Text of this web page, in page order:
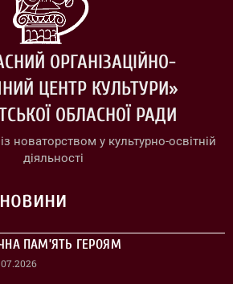
ОРГАНІЗАЦІЙНО-
ЦЕНТР КУЛЬТУРИ»
ОБЛАСНОЇ РАДИ
новаторством у культурно-освітній
діяльності
ПАМ’ЯТЬ ГЕРОЯМ